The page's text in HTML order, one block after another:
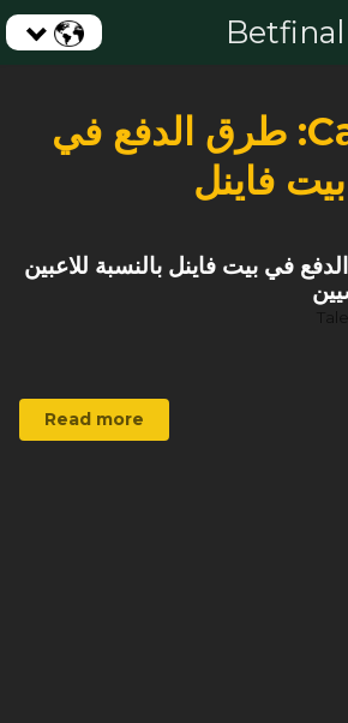
Betfinal
طرق الدفع في
بيت فاينل
في بيت فاينل بالنسبة للاعبين
Read more